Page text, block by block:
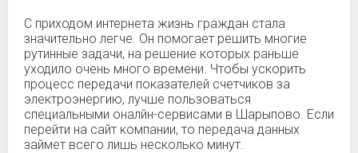
С приходом интернета жизнь граждан стала
значительно легче. Он помогает решить многие
рутинные задачи, на решение которых раньше
уходило очень много времени. Чтобы ускорить
процесс передачи показателей счетчиков за
электроэнергию, лучше пользоваться
специальными оналйн-сервисами в Шарыпово. Если
перейти на сайт компании, то передача данных
займет всего лишь несколько минут.